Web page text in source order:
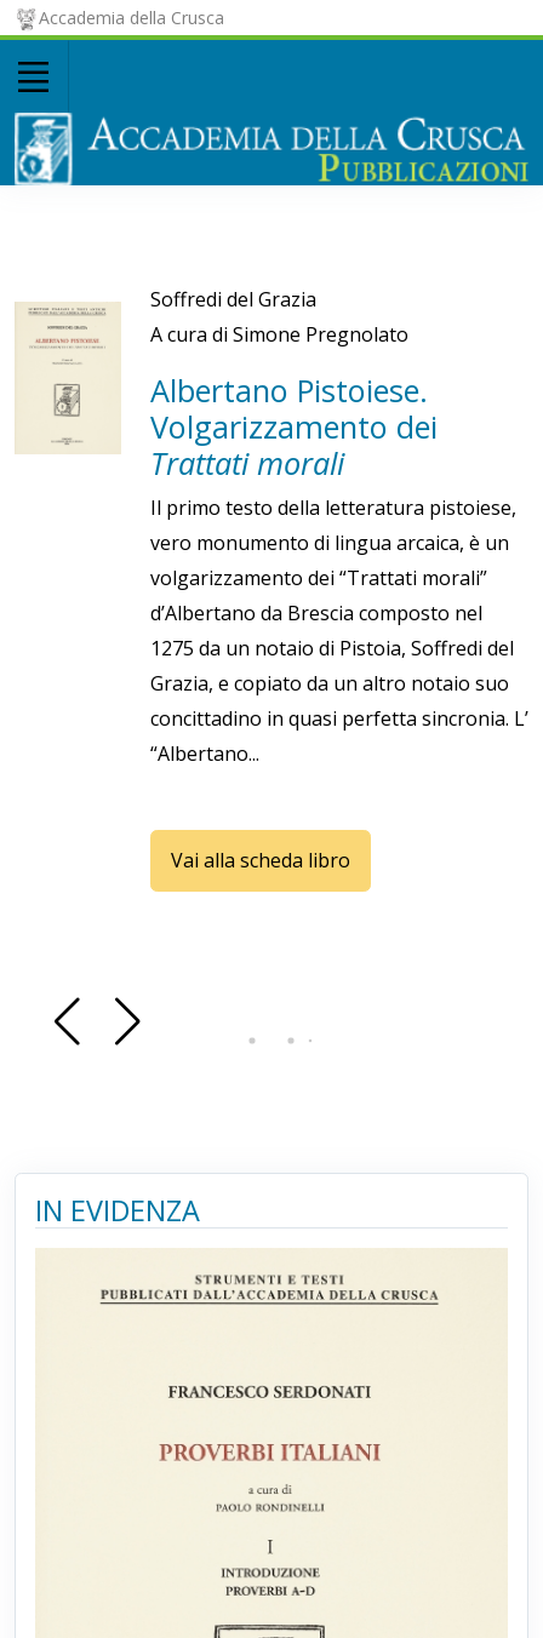
Accademia della Crusca
Soffredi del Grazia
A cura di Simone Pregnolato
Albertano Pistoiese.
Volgarizzamento dei
Trattati morali
Il primo testo della letteratura pistoiese,
vero monumento di lingua arcaica, è un
volgarizzamento dei “Trattati morali”
d’Albertano da Brescia composto nel
1275 da un notaio di Pistoia, Soffredi del
Grazia, e copiato da un altro notaio suo
concittadino in quasi perfetta sincronia. L’
“Albertano...
Vai alla scheda libro
IN EVIDENZA